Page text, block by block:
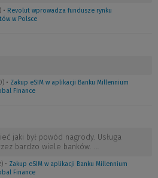
• Revolut wprowadza fundusze rynku
w Polsce
• Zakup eSIM w aplikacji Banku Millennium
Finance
jaki był powód nagrody. Usługa
bardzo wiele banków. …
• Zakup eSIM w aplikacji Banku Millennium
Finance